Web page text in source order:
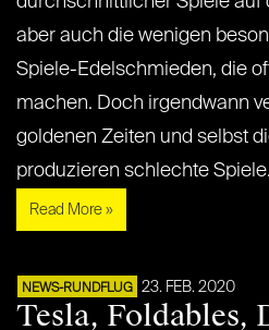
aber auch die wenigen
Spiele-Edelschmieden, die
machen. Doch irgendwann
goldenen Zeiten und selbst
produzieren schlechte Spiele.
Read More »
NEWS-RUNDFLUG 23. FEB. 2020
Tesla, Foldables,